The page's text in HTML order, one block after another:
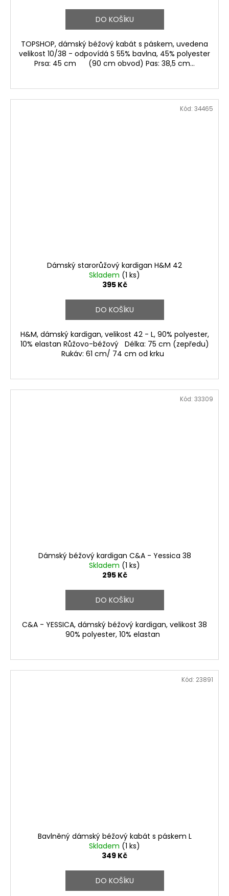
DO KOŠÍKU
TOPSHOP, dámský béžový kabát s páskem, uvedena
velikost 10/38 - odpovídá S 55% bavlna, 45% polyester
Prsa: 45 cm (90 cm obvod) Pas: 38,5 cm...
Dámský starorůžový kardigan H&M 42
Skladem (1 ks)
395 Kč
DO KOŠÍKU
H&M, dámský kardigan, velikost 42 - L, 90% polyester,
10% elastan Růžovo-béžový Délka: 75 cm (zepředu)
Rukáv: 61 cm/ 74 cm od krku
Kód: 34465
Dámský béžový kardigan C&A - Yessica 38
Skladem (1 ks)
295 Kč
DO KOŠÍKU
C&A - YESSICA, dámský béžový kardigan, velikost 38
90% polyester, 10% elastan
Kód: 33309
Bavlněný dámský béžový kabát s páskem L
Skladem (1 ks)
349 Kč
DO KOŠÍKU
Kód: 23891